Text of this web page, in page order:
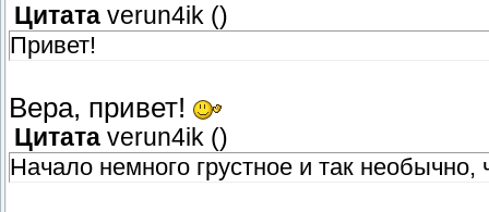
Цитата verun4ik ()
Привет!
Вера, привет!
Цитата verun4ik ()
Начало немного грустное и так